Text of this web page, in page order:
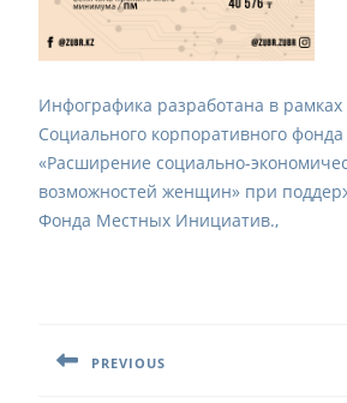
Инфографика разработана в рамках
Социального корпоративного фонда
«Расширение социально-
возможностей женщин» при
Фонда Местных Инициатив.,
записям
PREVIOUS